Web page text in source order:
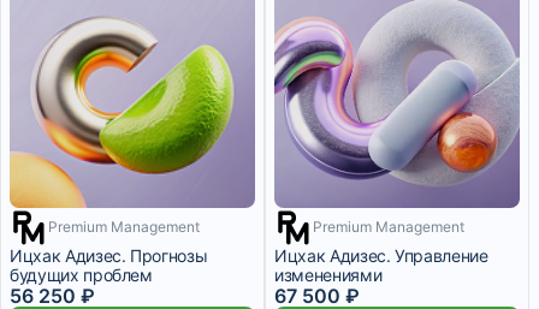
2 месяцаPremium Management
Ицхак Адизес. Прогнозы
будущих проблем
56 250 ₽
3 месяцаPremium Management
Ицхак Адизес. Управление
изменениями
67 500 ₽